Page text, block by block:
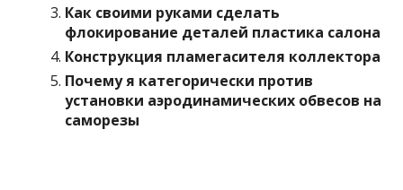
Как своими руками сделать
флокирование деталей пластика салона
Конструкция пламегасителя коллектора
Почему я категорически против
установки аэродинамических обвесов на
саморезы